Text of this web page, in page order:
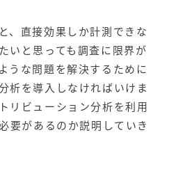
【金融機関向け】マーケティ
ング
サービス
SNSアカウント運用代行サー
ビス（LINE）
、直接効果しか計測できな
いと思っても調査に限界が
うな問題を解決するために
析を導入しなければいけま
リビューション分析を利用
要があるのか説明していき